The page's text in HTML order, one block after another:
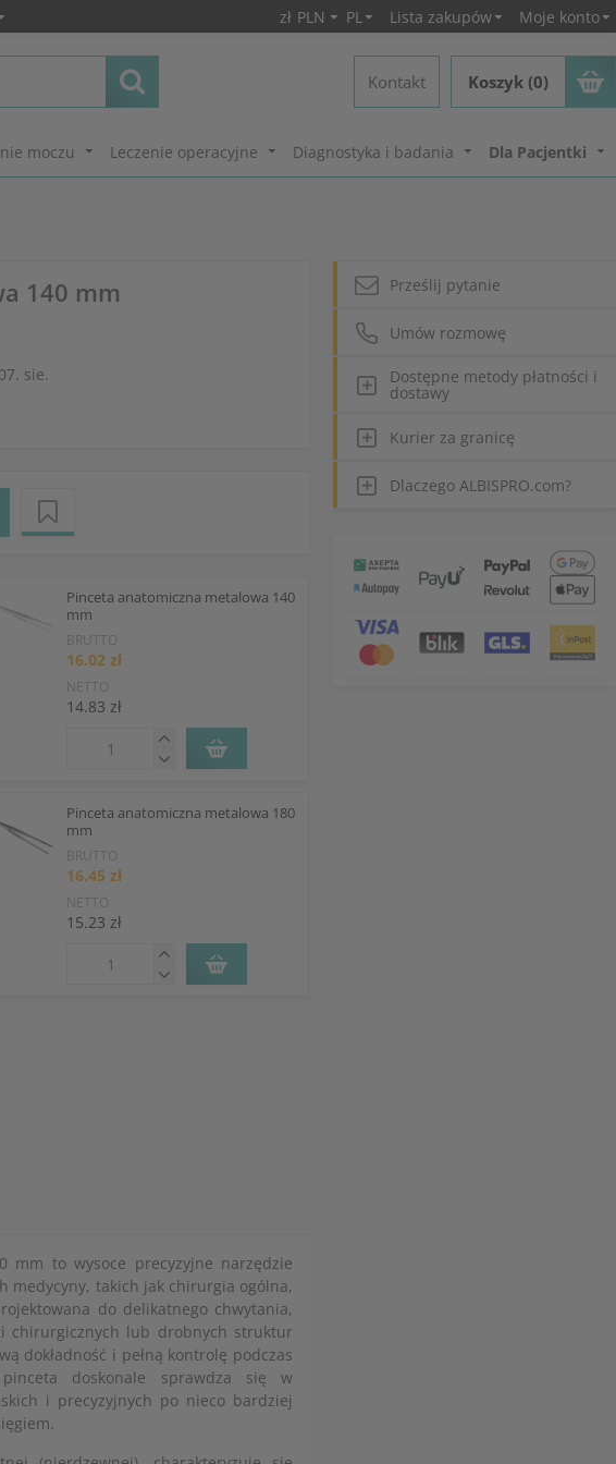
zł PLN PL Lista zakupów Moje konto
Kontakt Koszyk (0)
moczu Leczenie operacyjne Diagnostyka i badania Dla Pacjentki
140 mm
sie.
Pinceta anatomiczna metalowa 140
mm
BRUTTO
16.02 zł
NETTO
14.83 zł
Pinceta anatomiczna metalowa 180
mm
BRUTTO
16.45 zł
NETTO
15.23 zł
mm to wysoce precyzyjne narzędzie
medycyny, takich jak chirurgia ogólna,
do delikatnego chwytania,
chirurgicznych lub drobnych struktur
dokładność i pełną kontrolę podczas
doskonale sprawdza się w
i precyzyjnych po nieco bardziej
Prześlij pytanie
Umów rozmowę
Dostępne metody płatności i
dostawy
Kurier za granicę
Dlaczego ALBISPRO.com?